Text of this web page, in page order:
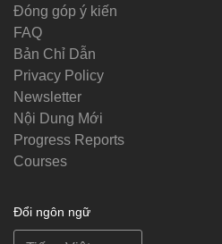
Đóng góp ý kiến
FAQ
Bản Chỉ Dẫn
Privacy Policy
Newsletter
Nội Dung Mới
Progress Reports
Courses
Đổi ngôn ngữ